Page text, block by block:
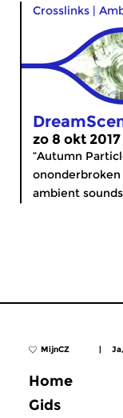
Crosslinks |
zo 8 okt
“Autumn
ononderbroken
ambient
MijnCZ |
Home
Gids